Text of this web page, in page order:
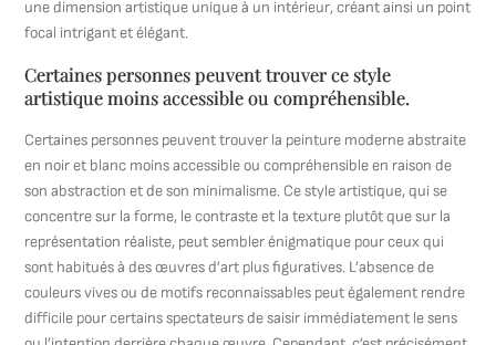
une dimension artistique unique à un intérieur, créant ainsi un point
focal intrigant et élégant.
Certaines personnes peuvent trouver ce style
artistique moins accessible ou compréhensible.
Certaines personnes peuvent trouver la peinture moderne abstraite
en noir et blanc moins accessible ou compréhensible en raison de
son abstraction et de son minimalisme. Ce style artistique, qui se
concentre sur la forme, le contraste et la texture plutôt que sur la
représentation réaliste, peut sembler énigmatique pour ceux qui
sont habitués à des œuvres d’art plus figuratives. L’absence de
couleurs vives ou de motifs reconnaissables peut également rendre
difficile pour certains spectateurs de saisir immédiatement le sens